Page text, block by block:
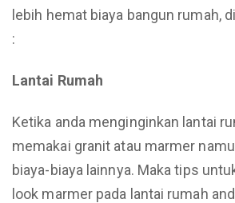
lebih hemat biaya bangun rumah,
:
Lantai Rumah
Ketika anda menginginkan lantai
memakai granit atau marmer
biaya-biaya lainnya. Maka tips
look marmer pada lantai rumah